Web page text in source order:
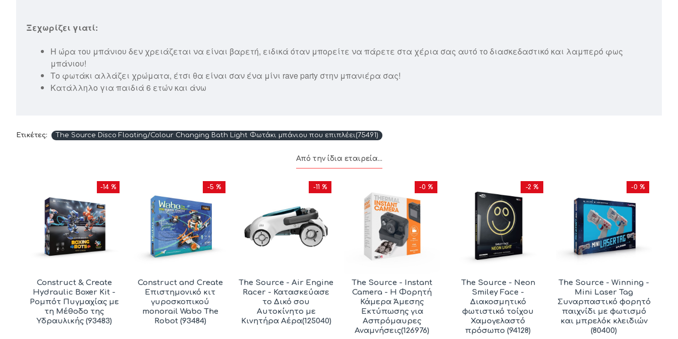
Ξεχωρίζει γιατί:
Η ώρα του μπάνιου δεν χρειάζεται να είναι βαρετή, ειδικά όταν μπορείτε να πάρετε στα χέρια σας αυτό το διασκεδαστικό και λαμπερό φως
μπάνιου!
Το φωτάκι αλλάζει χρώματα, έτσι θα είναι σαν ένα μίνι rave party στην μπανιέρα σας!
Κατάλληλο για παιδιά 6 ετών και άνω
Ετικέτες: The Source Disco Floating/Colour Changing Bath Light Φωτάκι μπάνιου που επιπλέει(75491)
Από την ίδια εταιρεία...
-14 %
Construct & Create
Hydraulic Boxer Kit -
Ρομπότ Πυγμαχίας με
τη Μέθοδο της
Υδραυλικής (93483)
-5 %
Construct and Create
Επιστημονικό κιτ
γυροσκοπικού
monorail Wabo The
Robot (93484)
-11 %
The Source - Air Engine
Racer - Κατασκεύασε
το Δικό σου
Αυτοκίνητο με
Κινητήρα Αέρα(125040)
-0 %
The Source - Instant
Camera - Η Φορητή
Κάμερα Άμεσης
Εκτύπωσης για
Ασπρόμαυρες
Αναμνήσεις(126976)
-2 %
The Source - Neon
Smiley Face -
Διακοσμητικό
φωτιστικό τοίχου
Χαμογελαστό
πρόσωπο (94128)
-0 %
The Source - Winning -
Mini Laser Tag
Συναρπαστικό φορητό
παιχνίδι με φωτισμό
και μπρελόκ κλειδιών
(80400)